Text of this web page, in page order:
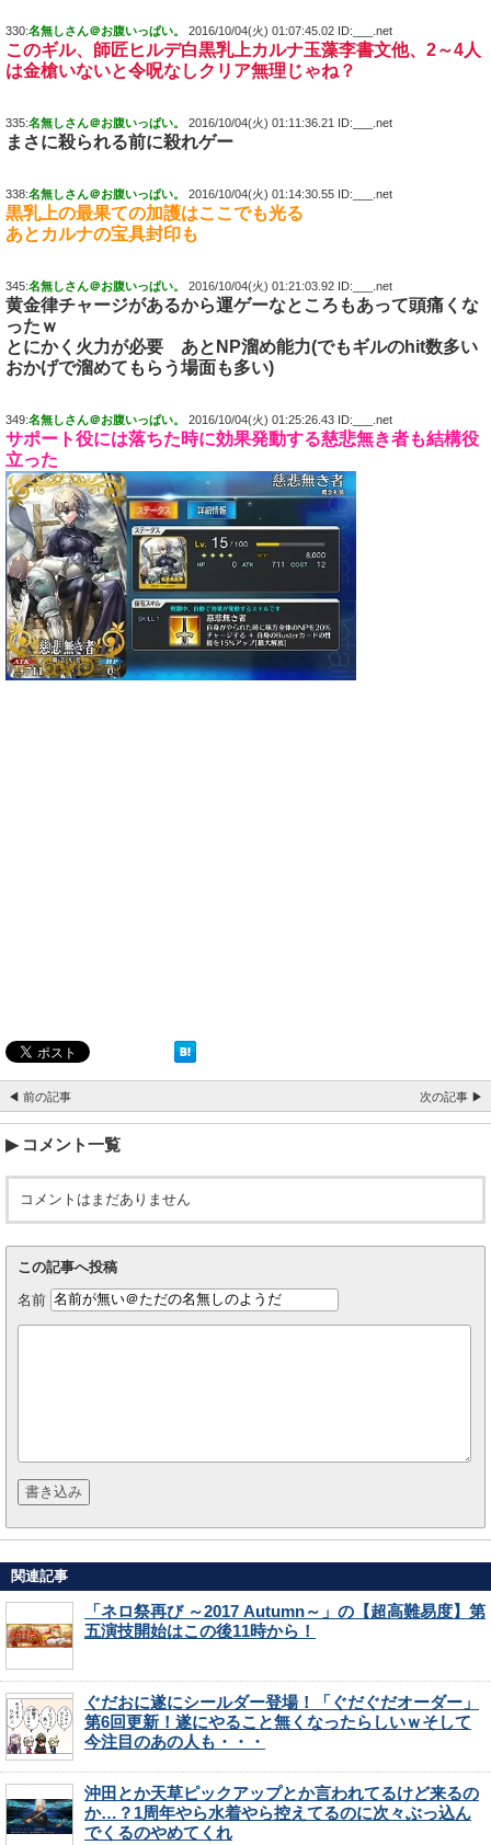
330:名無しさん＠お腹いっぱい。 2016/10/04(火) 01:07:45.02 ID:___.net
このギル、師匠ヒルデ白黒乳上カルナ玉藻李書文他、2～4人
は金槍いないと令呪なしクリア無理じゃね？
335:名無しさん＠お腹いっぱい。 2016/10/04(火) 01:11:36.21 ID:___.net
まさに殺られる前に殺れゲー
338:名無しさん＠お腹いっぱい。 2016/10/04(火) 01:14:30.55 ID:___.net
黒乳上の最果ての加護はここでも光る
あとカルナの宝具封印も
345:名無しさん＠お腹いっぱい。 2016/10/04(火) 01:21:03.92 ID:___.net
黄金律チャージがあるから運ゲーなところもあって頭痛くな
ったｗ
とにかく火力が必要 あとNP溜め能力(でもギルのhit数多い
おかげで溜めてもらう場面も多い)
349:名無しさん＠お腹いっぱい。 2016/10/04(火) 01:25:26.43 ID:___.net
サポート役には落ちた時に効果発動する慈悲無き者も結構役
立った
◀ 前の記事 次の記事 ▶
コメント一覧
コメントはまだありません
この記事へ投稿
名前
関連記事
「ネロ祭再び ～2017 Autumn～」の【超高難易度】第
五演技開始はこの後11時から！
ぐだおに遂にシールダー登場！「ぐだぐだオーダー」
第6回更新！遂にやること無くなったらしいｗそして
今注目のあの人も・・・
沖田とか天草ピックアップとか言われてるけど来るの
か…？1周年やら水着やら控えてるのに次々ぶっ込ん
でくるのやめてくれ